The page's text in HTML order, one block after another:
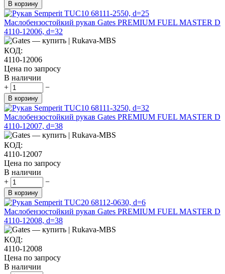
В корзину
Маслобензостойкий рукав Gates PREMIUM FUEL MASTER D
4110-12006, d=32
КОД:
4110-12006
Цена по запросу
В наличии
+
−
В корзину
Маслобензостойкий рукав Gates PREMIUM FUEL MASTER D
4110-12007, d=38
КОД:
4110-12007
Цена по запросу
В наличии
+
−
В корзину
Маслобензостойкий рукав Gates PREMIUM FUEL MASTER D
4110-12008, d=38
КОД:
4110-12008
Цена по запросу
В наличии